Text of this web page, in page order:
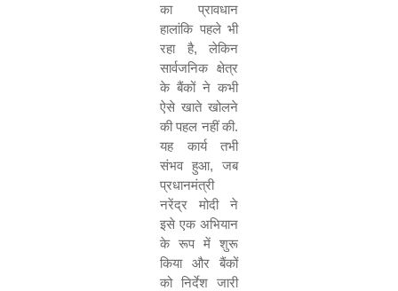
का प्रावधान
हालांकि पहले भी
रहा है, लेकिन
सार्वजनिक क्षेत्र
के बैंकों ने कभी
ऐसे खाते खोलने
की पहल नहीं की.
यह कार्य तभी
संभव हुआ, जब
प्रधानमंत्री
नरेंद्र मोदी ने
इसे एक अभियान
के रूप में शुरू
किया और बैंकों
को निर्देश जारी